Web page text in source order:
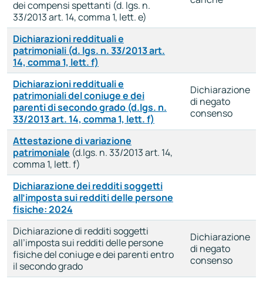
dei compensi spettanti (d. lgs. n.
33/2013 art. 14, comma 1, lett. e)
Dichiarazioni reddituali e
patrimoniali (d. lgs. n. 33/2013 art.
14, comma 1, lett. f)
Dichiarazioni reddituali e
patrimoniali del coniuge e dei
parenti di secondo grado (d.lgs. n.
33/2013 art. 14, comma 1, lett. f)
Dichiarazione
di negato
consenso
Attestazione di variazione
patrimoniale (d.lgs. n. 33/2013 art. 14,
comma 1, lett. f)
Dichiarazione dei redditi soggetti
all’imposta sui redditi delle persone
fisiche: 2024
Dichiarazione di redditi soggetti
all’imposta sui redditi delle persone
fisiche del coniuge e dei parenti entro
il secondo grado
Dichiarazione
di negato
consenso